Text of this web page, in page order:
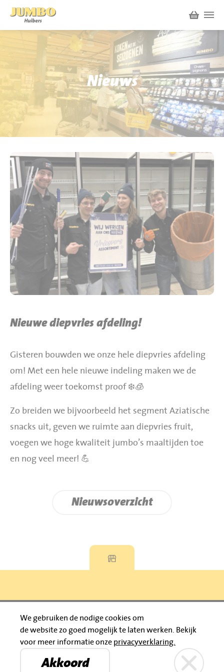
Winkels
P.W.A. Park
Bruïneplein
Nieuws
Acties
Werken bij Jumbo Huibers
Vacatures en Solliciteren
Werken en leren
Jumbo.com
BBQ gigant webshop
Jumbo Huibers Specials
Nieuws
Nieuwe diepvries afdeling!
Gisteren bouwden we onze hele diepvries afdeling
om! Met een hele nieuwe indeling maken we de
afdeling weer toekomst proof ❄️🧊
Zo breiden we bijvoorbeeld het segment Aziatische
snacks uit, geven we ruimte aan diepvries fruit,
voegen we hoge kwaliteit jumbo’s maaltijden toe
en nog veel meer! 💪
Nieuwsoverzicht
Bruïneplein Petenbos
Privacyverklaring
© 2026 Jumbo Huibers
IBAN: NL92 RABO 0395111021
We gebruiken de nodige cookies om
de website zo goed mogelijk te laten werken.
Bekijk
voor meer informatie onze privacyverklaring.
Akkoord